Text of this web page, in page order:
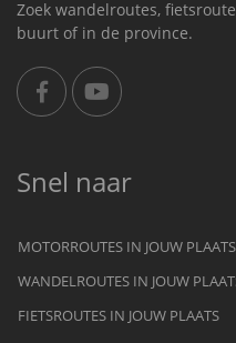
Zoek wandelroutes,
buurt of in de province.
Snel naar
MOTORROUTES IN JOUW PLAATS
WANDELROUTES IN JOUW
FIETSROUTES IN JOUW PLAATS